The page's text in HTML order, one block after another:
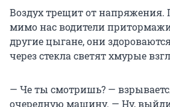
Воздух трещит от
мимо нас водители
другие цыгане, они
через стекла светят хмурые
— Че ты смотришь? —
очередную машину. — Ну,